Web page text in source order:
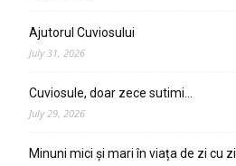
Ajutorul Cuviosului
July 31, 2026
Cuviosule, doar zece sutimi…
July 29, 2026
Minuni mici și mari în viața de zi cu zi